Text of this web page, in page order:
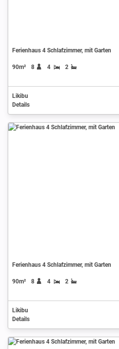
Ferienhaus 4 Schlafzimmer, mit Garten
90m² 8 4 2
Likibu
Details
Ferienhaus 4 Schlafzimmer, mit Garten
90m² 8 4 2
Likibu
Details